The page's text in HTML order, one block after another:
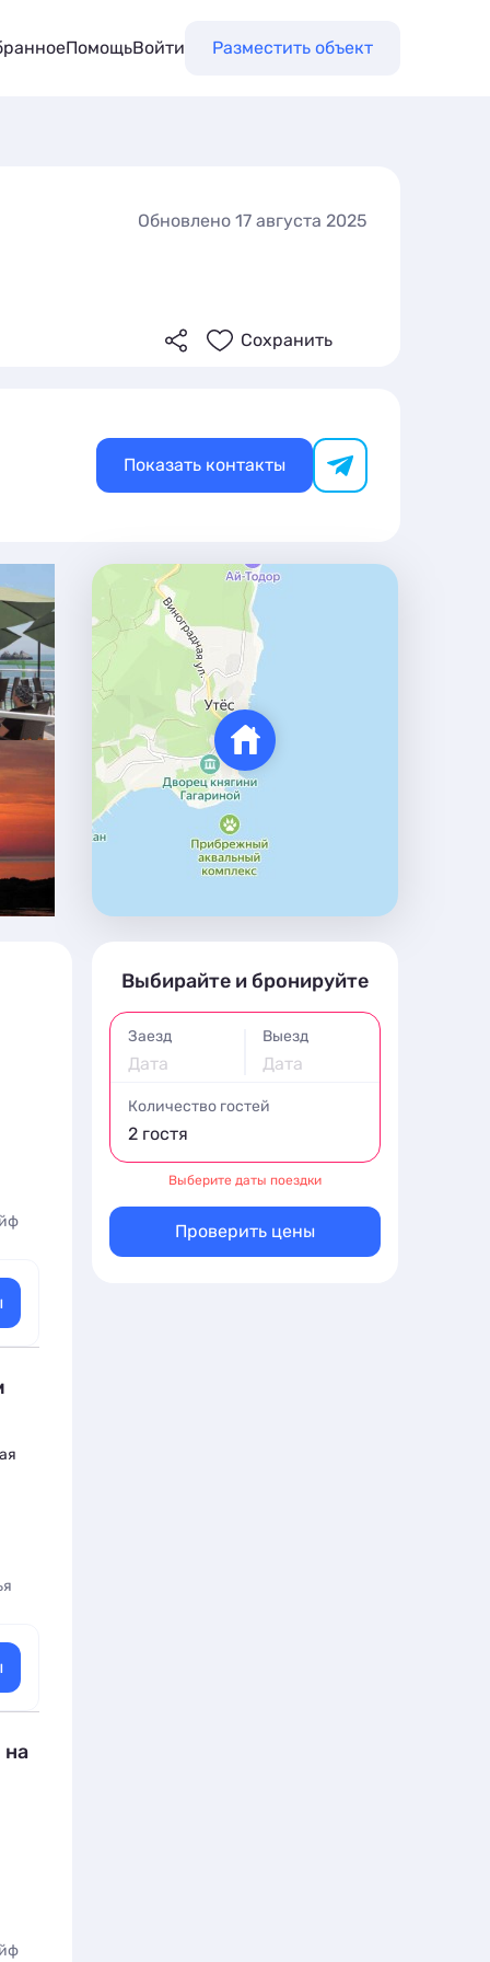
ПомощьВойти Разместить объект
Обновлено 17 августа 2025
Сохранить
Показать контакты
на
Выбирайте и бронируйте
Заезд
Дата
Выезд
Дата
Количество гостей
2 гостя
Выберите даты поездки
Проверить цены